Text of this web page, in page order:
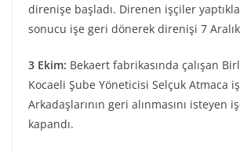
direnişe başladı. Direnen işçiler
sonucu işe geri dönerek direnişi 7
3 Ekim: Bekaert fabrikasında çalışan
Kocaeli Şube Yöneticisi Selçuk Atmaca
Arkadaşlarının geri alınmasını isteyen
kapandı.